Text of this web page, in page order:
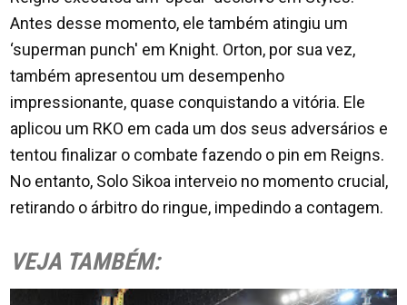
Antes desse momento, ele também atingiu um
‘superman punch' em Knight. Orton, por sua vez,
também apresentou um desempenho
impressionante, quase conquistando a vitória. Ele
aplicou um RKO em cada um dos seus adversários e
tentou finalizar o combate fazendo o pin em Reigns.
No entanto, Solo Sikoa interveio no momento crucial,
retirando o árbitro do ringue, impedindo a contagem.
VEJA TAMBÉM: